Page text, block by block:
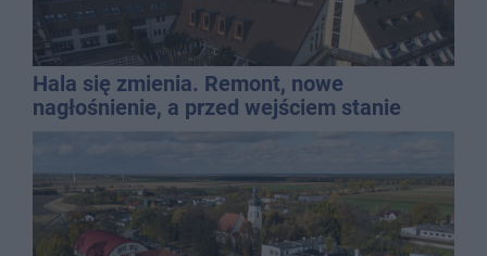
Hala się zmienia. Remont, nowe
nagłośnienie, a przed wejściem stanie
QEMETICA ARENA